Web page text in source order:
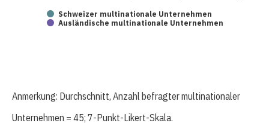
Schweizer multinationale Unternehmen
Ausländische multinationale Unternehmen
Anmerkung: Durchschnitt, Anzahl befragter multinationaler
Unternehmen = 45; 7-Punkt-Likert-Skala.